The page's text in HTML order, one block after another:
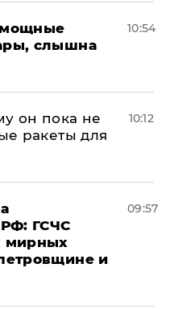
слышна
10:54
он пока не
ракеты для
10:12
РФ: ГСЧС
мирных
и
09:57